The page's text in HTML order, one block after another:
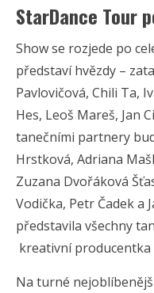
StarDance Tour
Show se rozjede po
představí hvězdy –
Pavlovičová, Chili Ta,
Hes, Leoš Mareš, Jan
tanečními partnery
Hrstková, Adriana
Zuzana Dvořáková
Vodička, Petr Čadek a
představila všechny
kreativní producentka
Na turné